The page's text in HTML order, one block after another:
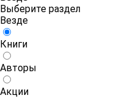
Выберите раздел
Везде
Книги
Авторы
Акции